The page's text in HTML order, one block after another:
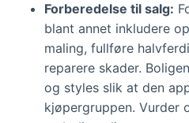
Forberedelse til salg:
blant annet inkludere
maling, fullføre
reparere skader.
og styles slik at den
kjøpergruppen. Vurder